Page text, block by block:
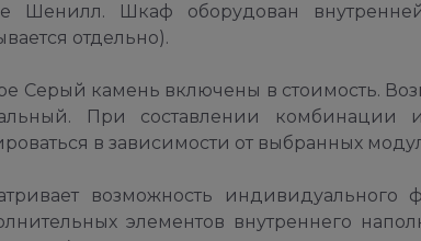
Шенилл. Шкаф оборудован
отдельно).
Серый камень включены в стоимость.
При составлении комбинации
в зависимости от выбранных
возможность индивидуального
элементов внутреннего